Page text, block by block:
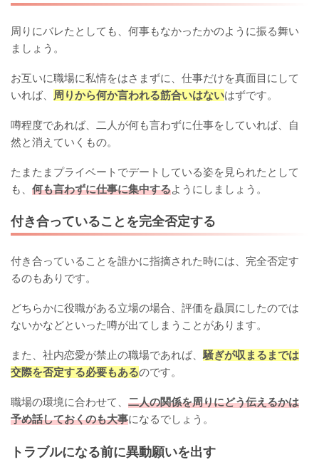
周りにバレたとしても、何事もなかったかのように振る舞い
ましょう。
お互いに職場に私情をはさまずに、仕事だけを真面目にして
いれば、
周りから何か言われる筋合いはないはずです。
噂程度であれば、二人が何も言わずに仕事をしていれば、自
然と消えていくもの。
たまたまプライベートでデートしている姿を見られたとして
も、 何も言わずに仕事に集中するようにしましょう。
付き合っていることを完全否定する
付き合っていることを誰かに指摘された時には、完全否定す
るのもありです。
どちらかに役職がある立場の場合、評価を贔屓にしたのでは
ないかなどといった噂が出てしまうことがあります。
また、社内恋愛が禁止の職場であれば、騒ぎが収まるまでは
交際を否定する必要もあるのです。
職場の環境に合わせて、 二人の関係を周りにどう伝えるかは
予め話しておくのも大事になるでしょう。
トラブルになる前に異動願いを出す